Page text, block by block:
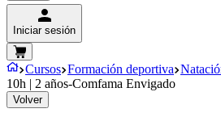
Iniciar sesión
Cursos Formación deportiva
10h | 2 años-Comfama Envigado
Volver